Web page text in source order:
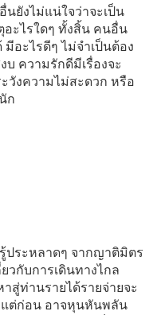
นยังไม่แน่ใจว่าจะเป็น
อะไรใดๆ ทั้งสิ้น คนอื่น
อะไรดีๆ ไม่จำเป็นต้อง
บ ความรักดีมีเรื่องจะ
วังความไม่สะดวก หรือ
ก
ประหลาดๆ จากญาติมิตร
วกับการเดินทางไกล
สู่ท่านรายได้รายจ่ายจะ
แต่ก่อน อาจหุนหันพลัน